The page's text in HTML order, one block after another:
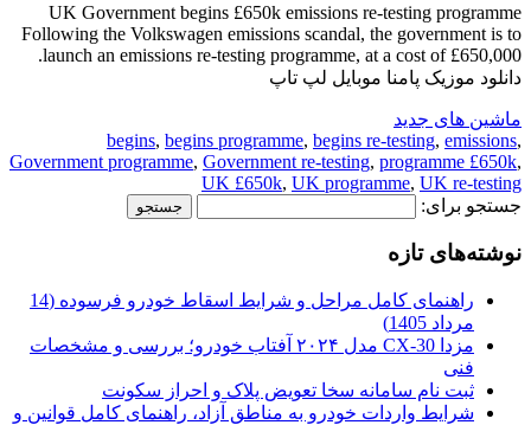
UK Government begins £650k emissions re-testing programme
Following the Volkswagen emissions scandal, the government is to
launch an emissions re-testing programme, at a cost of £650,000.
دانلود موزیک پامنا موبایل لپ تاپ
ماشین های جدید
begins, begins programme, begins re-testing, emissions,
Government programme, Government re-testing, programme £650k,
UK £650k, UK programme, UK re-testing
جستجو برای:
نوشته‌های تازه
راهنمای کامل مراحل و شرایط اسقاط خودرو فرسوده (14
مرداد 1405)
مزدا CX-30 مدل ۲۰۲۴ آفتاب خودرو؛ بررسی و مشخصات
فنی
ثبت نام سامانه سخا تعویض پلاک و احراز سکونت
شرایط واردات خودرو به مناطق آزاد، راهنمای کامل قوانین و